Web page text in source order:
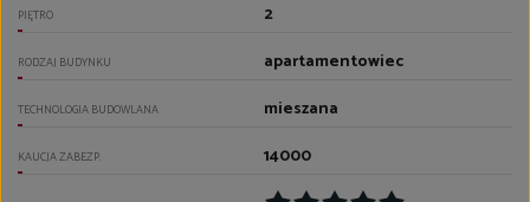
PIĘTRO 2
RODZAJ BUDYNKU apartamentowiec
TECHNOLOGIA BUDOWLANA mieszana
KAUCJA ZABEZP. 14000